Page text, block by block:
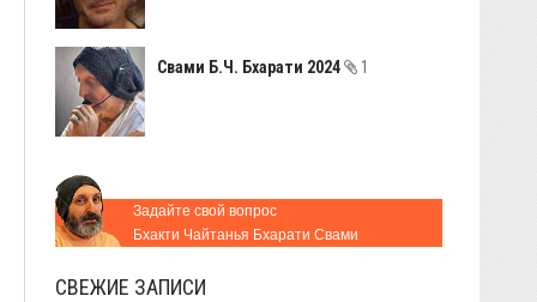
Свами Б.Ч. Бхарати 2024 1
Задайте свой вопрос
Бхакти Чайтанья Бхарати Свами
СВЕЖИЕ ЗАПИСИ